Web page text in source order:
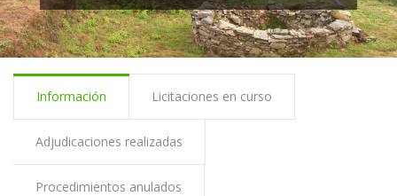
Información Licitaciones en curso
Adjudicaciones realizadas
Procedimientos anulados